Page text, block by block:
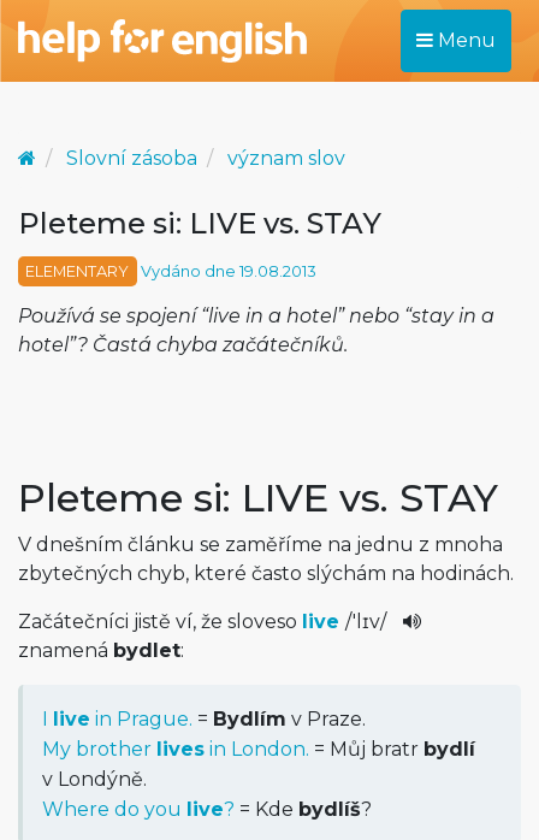
Menu
Slovní zásoba význam slov
Pleteme si: LIVE vs. STAY
ELEMENTARY Vydáno dne 19.08.2013
Používá se spojení “live in a hotel” nebo “stay in a
hotel”? Častá chyba začátečníků.
Pleteme si: LIVE vs. STAY
V dnešním článku se zaměříme na jednu z mnoha
zbytečných chyb, které často slýchám na hodinách.
Začátečníci jistě ví, že sloveso live /'lɪv/
znamená bydlet:
I live in Prague. = Bydlím v Praze.
My brother lives in London. = Můj bratr bydlí
v Londýně.
Where do you live? = Kde bydlíš?